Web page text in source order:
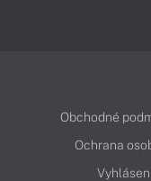
Obchodné
Ochrana